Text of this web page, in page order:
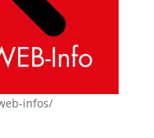
infos/